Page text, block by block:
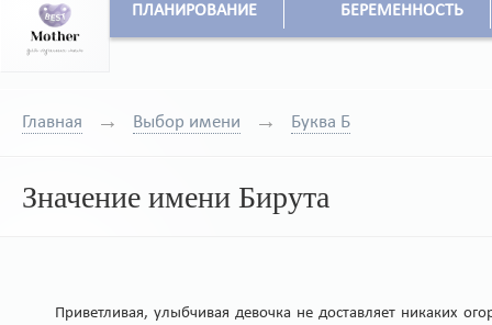
ПЛАНИРОВАНИЕ БЕРЕМЕННОСТЬ
Главная Выбор имени Буква Б
Значение имени Бирута
Приветливая, улыбчивая девочка не доставляет никаких